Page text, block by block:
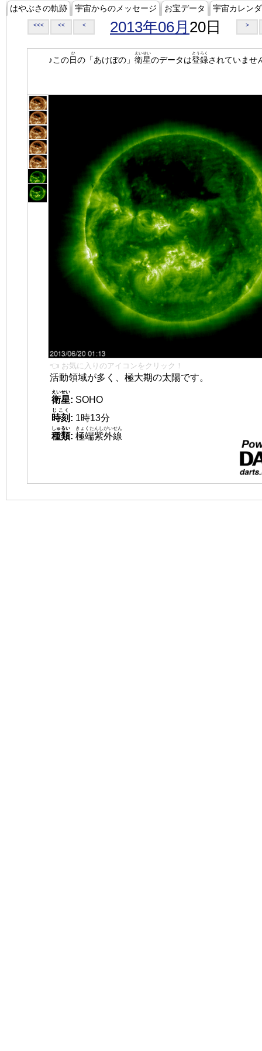
はやぶさの軌跡 宇宙からのメッセージ お宝データ 宇宙カレン
<<< << < 2013年06月 20日 >
♪この日
ひ
の「あけぼの」 衛星
えいせい
のデータは登録
とうろく
されていませ
👈 お気に入りのアイコンをクリック！
活動領域が多く、極大期の太陽です。
衛星
えいせい
: SOHO
時刻
じこく
: 1時13分
種類
しゅるい
: 極端紫外線
きょくたんしがいせん